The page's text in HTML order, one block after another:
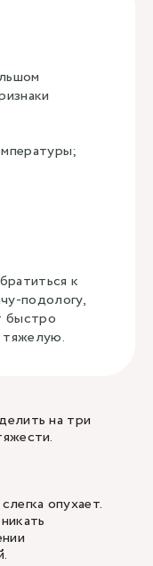
к
подологу,
быстро
тяжелую.
на три
опухает.